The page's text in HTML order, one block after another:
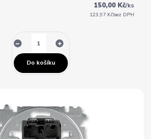
150,00 Kč/ks
123,97 Kčbez DPH
Do košíku